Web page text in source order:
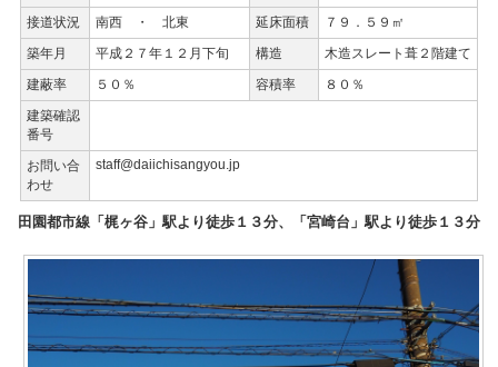
接道状況
南西 ・ 北東 延床面積
７９．５９㎡
築年月
平成２７年１２月下旬 構造
木造スレート葺２階建て
建蔽率
５０％ 容積率
８０％
建築確認
番号
お問い合
わせ
staff@daiichisangyou.jp
田園都市線「梶ヶ谷」駅より徒歩１３分、「宮崎台」駅より徒歩１３分